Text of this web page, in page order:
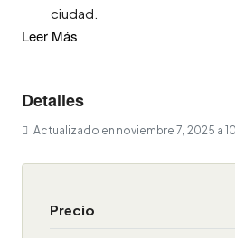
ciudad.
Leer Más
Detalles
Actualizado en noviembre 7, 2025 a
Precio